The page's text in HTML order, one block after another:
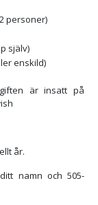
personer)
själv)
enskild)
är insatt på
år.
namn och 505-